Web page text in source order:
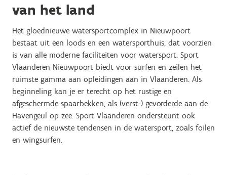
van het land
Het gloednieuwe watersportcomplex in Nieuwpoort
bestaat uit een loods en een watersporthuis, dat voorzien
is van alle moderne faciliteiten voor watersport. Sport
Vlaanderen Nieuwpoort biedt voor surfen en zeilen het
ruimste gamma aan opleidingen aan in Vlaanderen. Als
beginneling kan je er terecht op het rustige en
afgeschermde spaarbekken, als (verst-) gevorderde aan de
Havengeul op zee. Sport Vlaanderen ondersteunt ook
actief de nieuwste tendensen in de watersport, zoals foilen
en wingsurfen.